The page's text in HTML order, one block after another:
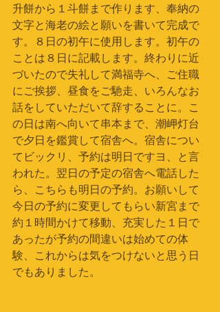
升餅から１斗餅まで作ります、奉納の
文字と海老の絵と願いを書いて完成で
す。８日の初午に使用します。初午の
ことは８日に記載します。終わりに近
づいたので失礼して満福寺へ、ご住職
にご挨拶、昼食をご馳走、いろんなお
話をしていただいて辞することに。こ
の日は南へ向いて串本まで、潮岬灯台
で夕日を鑑賞して宿舎へ。宿舎につい
てビックリ、予約は明日ですヨ、と言
われた。翌日の予定の宿舎へ電話した
ら、こちらも明日の予約。お願いして
今日の予約に変更してもらい新宮まで
約１時間かけて移動、充実した１日で
あったが予約の間違いは始めての体
験、これからは気をつけないと思う日
でもありました。